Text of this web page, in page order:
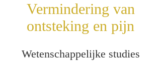
Vermindering van
ontsteking en pijn
Wetenschappelijke studies